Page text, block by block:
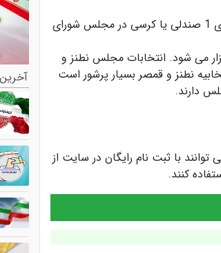
حوزه انتخابیه نطنز و قمصر در استان اصفهان واقع شده است. این حوزه دارای 1 صندلی یا کرسی در مجلس شورای
می شود. انتخابات مجلس نطنز و
نطنز و قمصر بسیار پرشور است
دارند.
و سیاستمداران انتخابات مجلس یازدهم یا انتخابات مجلس ۹۸ می توانند با ثبت نام رایگان در سایت از
کنند.